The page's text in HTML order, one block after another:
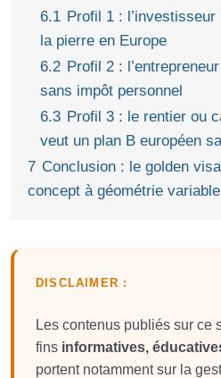
6.1 Profil 1 :
la pierre en Europe
6.2 Profil 2 :
sans impôt personnel
6.3 Profil 3 : le rentier ou
veut un plan B européen
7 Conclusion : le golden
concept à géométrie variable
DISCLAIMER :
Les contenus publiés sur ce
fins informatives,
portent notamment sur la